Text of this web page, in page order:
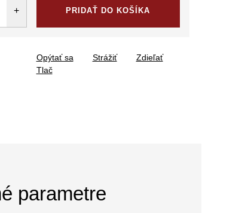
PRIDAŤ DO KOŠÍKA
Tlač
Opýtať sa Strážiť Zdieľať
parametre